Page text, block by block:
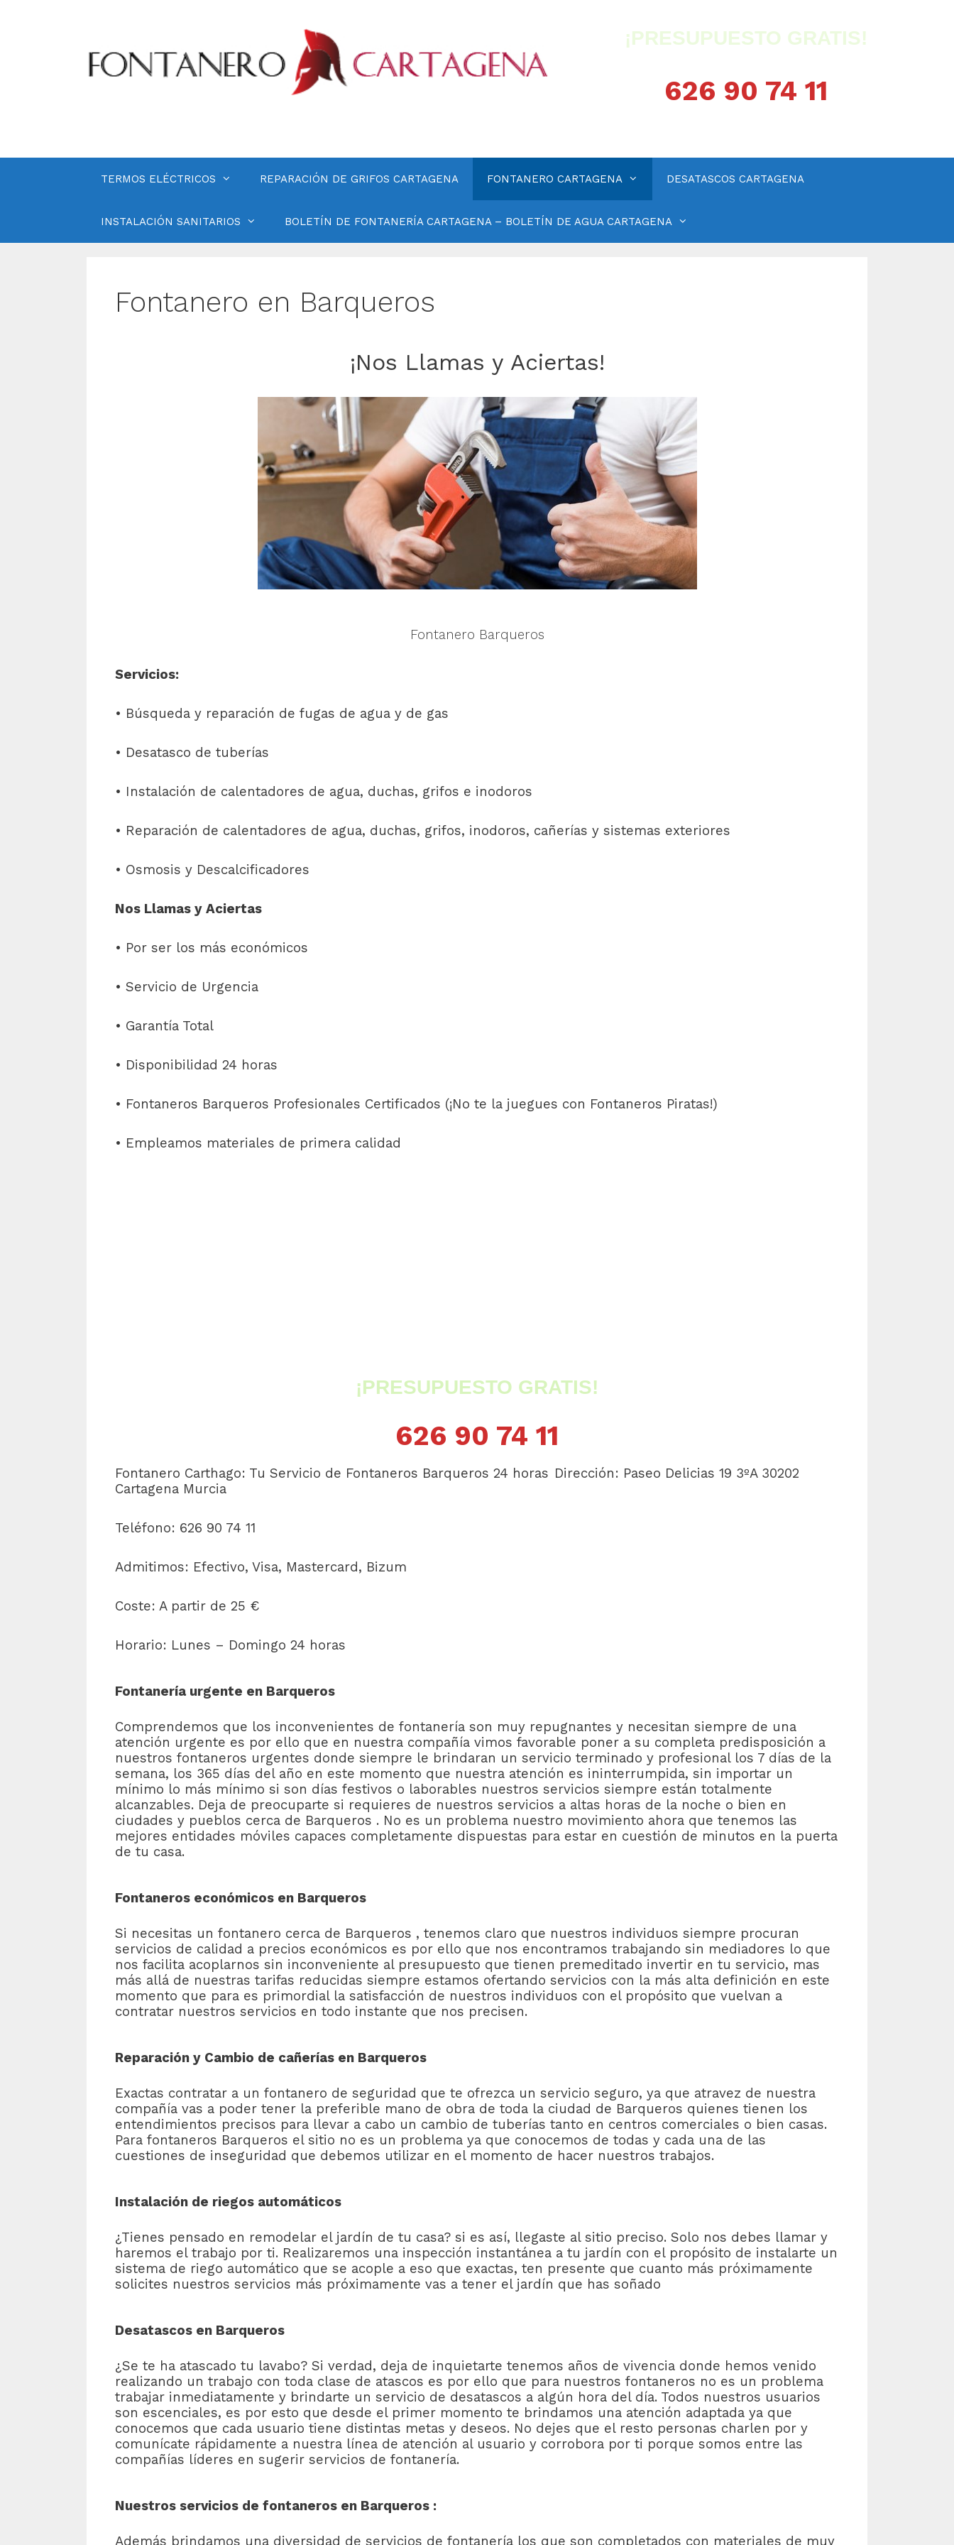
¡PRESUPUESTO GRATIS!
626 90 74 11
TERMOS ELÉCTRICOS REPARACIÓN DE GRIFOS CARTAGENA FONTANERO CARTAGENA DESATASCOS CARTAGENA
INSTALACIÓN SANITARIOS BOLETÍN DE FONTANERÍA CARTAGENA – BOLETÍN DE AGUA CARTAGENA
Fontanero en Barqueros
¡Nos Llamas y Aciertas!
Fontanero Barqueros
Servicios:
• Búsqueda y reparación de fugas de agua y de gas
• Desatasco de tuberías
• Instalación de calentadores de agua, duchas, grifos e inodoros
• Reparación de calentadores de agua, duchas, grifos, inodoros, cañerías y sistemas exteriores
• Osmosis y Descalcificadores
Nos Llamas y Aciertas
• Por ser los más económicos
• Servicio de Urgencia
• Garantía Total
• Disponibilidad 24 horas
• Fontaneros Barqueros Profesionales Certificados (¡No te la juegues con Fontaneros Piratas!)
• Empleamos materiales de primera calidad
¡PRESUPUESTO GRATIS!
626 90 74 11
Fontanero Carthago: Tu Servicio de Fontaneros Barqueros 24 horas Dirección: Paseo Delicias 19 3ºA 30202
Cartagena Murcia
Teléfono: 626 90 74 11
Admitimos: Efectivo, Visa, Mastercard, Bizum
Coste: A partir de 25 €
Horario: Lunes – Domingo 24 horas
Fontanería urgente en Barqueros
Comprendemos que los inconvenientes de fontanería son muy repugnantes y necesitan siempre de una
atención urgente es por ello que en nuestra compañía vimos favorable poner a su completa predisposición a
nuestros fontaneros urgentes donde siempre le brindaran un servicio terminado y profesional los 7 días de la
semana, los 365 días del año en este momento que nuestra atención es ininterrumpida, sin importar un
mínimo lo más mínimo si son días festivos o laborables nuestros servicios siempre están totalmente
alcanzables. Deja de preocuparte si requieres de nuestros servicios a altas horas de la noche o bien en
ciudades y pueblos cerca de Barqueros . No es un problema nuestro movimiento ahora que tenemos las
mejores entidades móviles capaces completamente dispuestas para estar en cuestión de minutos en la puerta
de tu casa.
Fontaneros económicos en Barqueros
Si necesitas un fontanero cerca de Barqueros , tenemos claro que nuestros individuos siempre procuran
servicios de calidad a precios económicos es por ello que nos encontramos trabajando sin mediadores lo que
nos facilita acoplarnos sin inconveniente al presupuesto que tienen premeditado invertir en tu servicio, mas
más allá de nuestras tarifas reducidas siempre estamos ofertando servicios con la más alta definición en este
momento que para es primordial la satisfacción de nuestros individuos con el propósito que vuelvan a
contratar nuestros servicios en todo instante que nos precisen.
Reparación y Cambio de cañerías en Barqueros
Exactas contratar a un fontanero de seguridad que te ofrezca un servicio seguro, ya que atravez de nuestra
compañía vas a poder tener la preferible mano de obra de toda la ciudad de Barqueros quienes tienen los
entendimientos precisos para llevar a cabo un cambio de tuberías tanto en centros comerciales o bien casas.
Para fontaneros Barqueros el sitio no es un problema ya que conocemos de todas y cada una de las
cuestiones de inseguridad que debemos utilizar en el momento de hacer nuestros trabajos.
Instalación de riegos automáticos
¿Tienes pensado en remodelar el jardín de tu casa? si es así, llegaste al sitio preciso. Solo nos debes llamar y
haremos el trabajo por ti. Realizaremos una inspección instantánea a tu jardín con el propósito de instalarte un
sistema de riego automático que se acople a eso que exactas, ten presente que cuanto más próximamente
solicites nuestros servicios más próximamente vas a tener el jardín que has soñado
Desatascos en Barqueros
¿Se te ha atascado tu lavabo? Si verdad, deja de inquietarte tenemos años de vivencia donde hemos venido
realizando un trabajo con toda clase de atascos es por ello que para nuestros fontaneros no es un problema
trabajar inmediatamente y brindarte un servicio de desatascos a algún hora del día. Todos nuestros usuarios
son escenciales, es por esto que desde el primer momento te brindamos una atención adaptada ya que
conocemos que cada usuario tiene distintas metas y deseos. No dejes que el resto personas charlen por y
comunícate rápidamente a nuestra línea de atención al usuario y corrobora por ti porque somos entre las
compañías líderes en sugerir servicios de fontanería.
Nuestros servicios de fontaneros en Barqueros :
Además brindamos una diversidad de servicios de fontanería los que son completados con materiales de muy